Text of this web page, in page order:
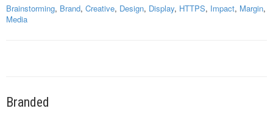
Brainstorming, Brand, Creative, Design, Display, HTTPS, Impact, Margin,
Media
Branded